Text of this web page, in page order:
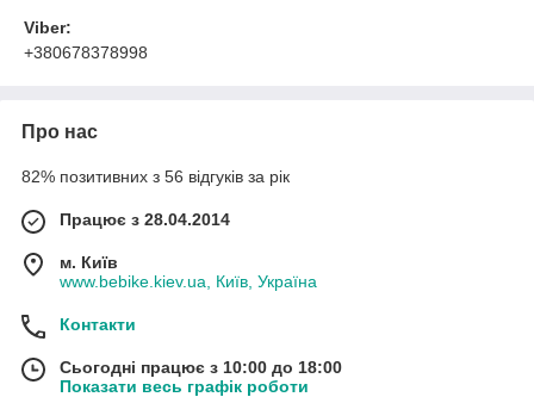
Viber:
+380678378998
Про нас
82% позитивних з 56 відгуків за рік
Працює з 28.04.2014
м. Київ
www.bebike.kiev.ua, Київ, Україна
Контакти
Сьогодні працює з 10:00 до 18:00
Показати весь графік роботи